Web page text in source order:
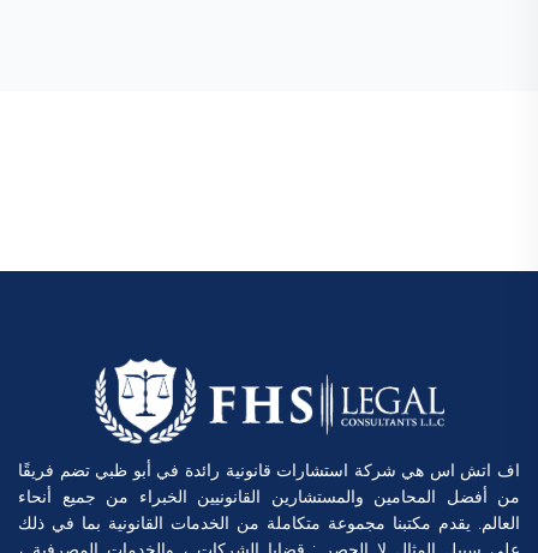
اف اتش اس هي شركة استشارات قانونية رائدة في أبو ظبي تضم فريقًا
من أفضل المحامين والمستشارين القانونيين الخبراء من جميع أنحاء
العالم. يقدم مكتبنا مجموعة متكاملة من الخدمات القانونية بما في ذلك